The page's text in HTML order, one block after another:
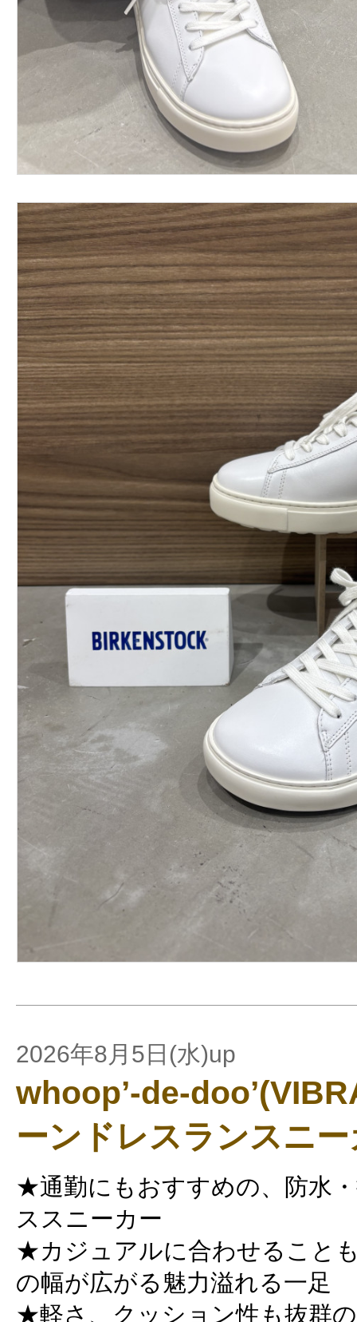
2026年8月5日(水)up
whoop’-de-
ーンドレスランスニ
★通勤にもおすすめの、防水
ススニーカー
★カジュアルに合わせること
の幅が広がる魅力溢れる一足
★軽さ、クッション性も抜群